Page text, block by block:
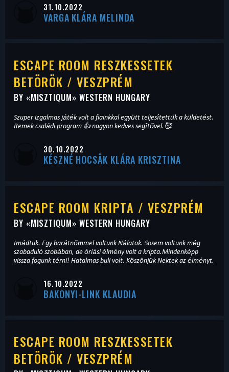
31.10.2022
VARGA KLÁRA MELINDA
ESCAPE ROOM RESZKESSETEK
BETÖRÖK / VESZPRÉM
BY «MISZTIQUM» WESTERN HUNGARY
Szuper izgalmas játék volt a fiainkkal együtt teljesîtettük a küldetést.
Remek családi program 👍 nagyon kedves segîtővel.🥰
30.10.2022
KÉSZNÉ HOCSÂK KLÁRA KRISZTINA
ESCAPE ROOM KRIPTA / VESZPRÉM
BY «MISZTIQUM» WESTERN HUNGARY
Imádtuk. Egy barátnőmmel voltunk Nálatok. Sosem voltunk még
szabaduló szobában, de óriási élmény volt a kripta.Mindenképp
vissza fogunk térni! Hatalmas buli volt. Köszönjük Nektek az élményt.
16.10.2022
BAKONYI-LINK KLAUDIA
ESCAPE ROOM RESZKESSETEK
BETÖRÖK / VESZPRÉM